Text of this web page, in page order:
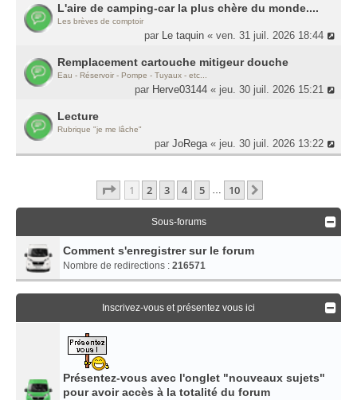
L'aire de camping-car la plus chère du monde....
Les brèves de comptoir
par Le taquin « ven. 31 juil. 2026 18:44
Remplacement cartouche mitigeur douche
Eau - Réservoir - Pompe - Tuyaux - etc...
par Herve03144 « jeu. 30 juil. 2026 15:21
Lecture
Rubrique "je me lâche"
parJoRega « jeu. 30 juil. 2026 13:22
Page 1Sur10
1 2 3 4 5 … 10
Sous-forums
Comment s'enregistrer sur le forum
Nombre de redirections : 216571
Inscrivez-vous et présentez vous ici
Présentez-vous avec l'onglet "nouveaux sujets"
pour avoir accès à la totalité du forum